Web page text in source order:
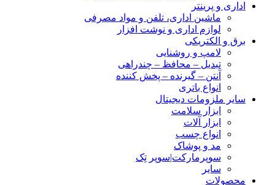
اداری و پرینتر
ماشین اداری، تلفن و مواد مصرفی
لوازم اداری و نوشت افزار
برق و الکتریکی
لامپ و روشنایی
تبدیل – محافظ – چندراهی
آنتن – گیرنده – پخش کننده
انواع باتری
سایر ملزومات دیجیتال
ابزار سلامت
ابزار آلات
انواع چسب
مد و پوشاک
سوپرمارکت|سوپر تِک
سایر
محصولات